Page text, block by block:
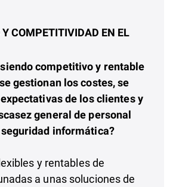
COMPETITIVIDAD EN EL
competitivo y rentable
gestionan los costes, se
de los clientes y
general de personal
informática?
y rentables de
a unas soluciones de